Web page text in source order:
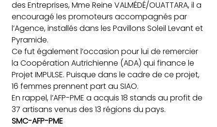
des Entreprises, Mme Reine VALMÉDÉ/OUATTARA, il a
encouragé les promoteurs accompagnés par
l’Agence, installés dans les Pavillons Soleil Levant et
Pyramide.
Ce fut également l’occasion pour lui de remercier
la Coopération Autrichienne (ADA) qui finance le
Projet IMPULSE. Puisque dans le cadre de ce projet,
16 femmes prennent part au SIAO.
En rappel, l’AFP-PME a acquis 18 stands au profit de
37 artisans venus des 13 régions du pays.
SMC-AFP-PME